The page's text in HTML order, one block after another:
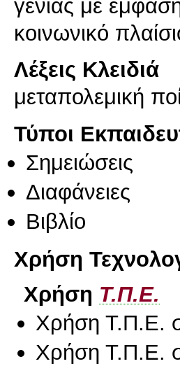
γενιάς με
κοινωνικό
Λέξεις Κλειδιά
μεταπολεμική
Τύποι
Σημειώσεις
Διαφάνειες
Βιβλίο
Χρήση
Χρήση Τ.Π.Ε.
Χρήση Τ.Π.Ε.
Χρήση Τ.Π.Ε.